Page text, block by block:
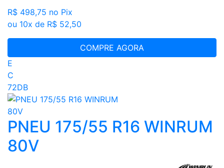
R$ 498,75 no Pix
ou 10x de R$ 52,50
COMPRE AGORA
E
C
72DB
PNEU 175/55 R16 WINRUM
80V